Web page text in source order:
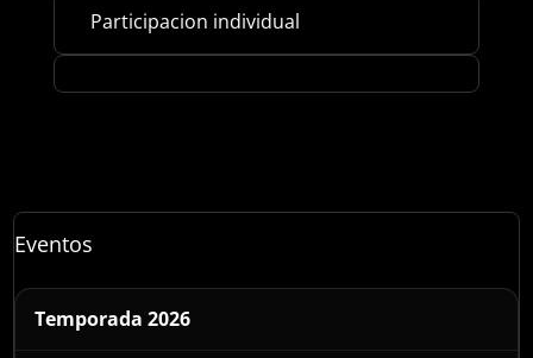
Participacion individual
Eventos
Temporada 2026